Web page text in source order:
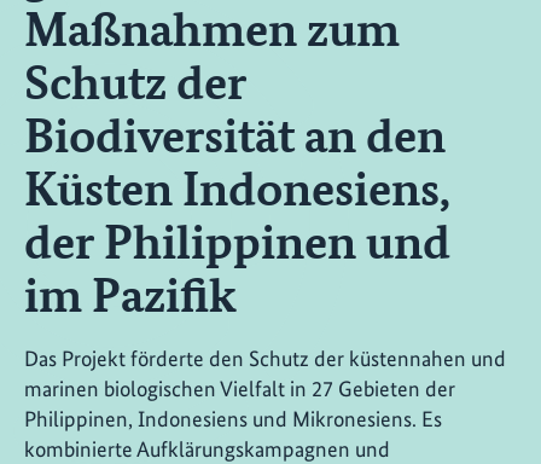
Maßnahmen zum
Schutz der
Biodiversität an den
Küsten Indonesiens,
der Philippinen und
im Pazifik
Das Projekt förderte den Schutz der küstennahen und
marinen biologischen Vielfalt in 27 Gebieten der
Philippinen, Indonesiens und Mikronesiens. Es
kombinierte Aufklärungskampagnen und